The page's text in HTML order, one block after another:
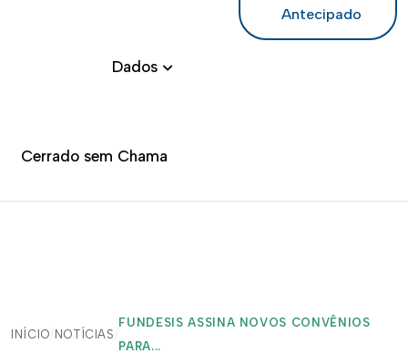
Dados
Cerrado sem Chama
Antecipado
INÍCIO/ NOTÍCIAS /
FUNDESIS ASSINA NOVOS CONVÊNIOS
PARA...